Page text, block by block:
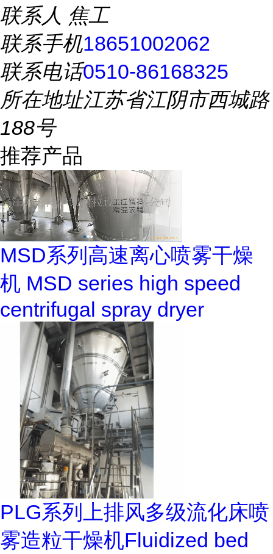
联系人 焦工
联系手机18651002062
联系电话0510-86168325
所在地址江苏省江阴市西城路
188号
推荐产品
MSD系列高速离心喷雾干燥
机 MSD series high speed
centrifugal spray dryer
PLG系列上排风多级流化床喷
雾造粒干燥机Fluidized bed